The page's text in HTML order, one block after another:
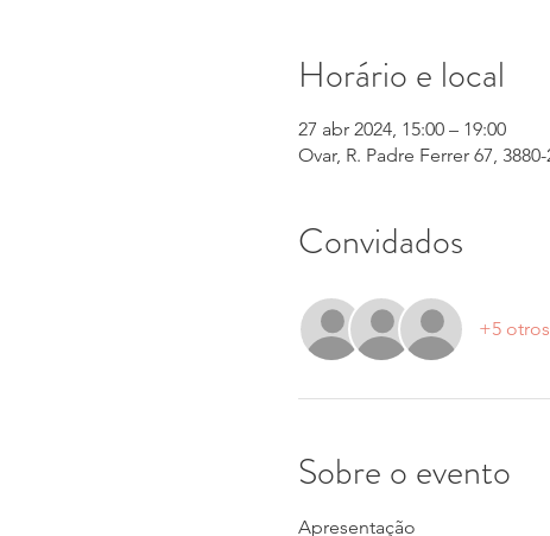
Horário e local
27 abr 2024, 15:00 – 19:00
Ovar, R. Padre Ferrer 67,
Convidados
+5
Sobre o evento
Apresentação